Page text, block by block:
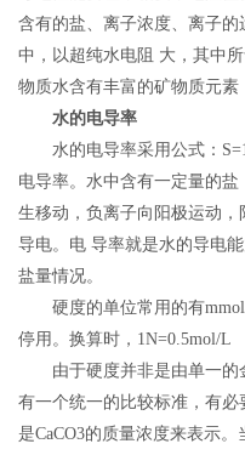
含有的盐、离子浓度、离子
中，以超纯水电阻 大，其中
物质水含有丰富的矿物质元素
水的电导率
水的电导率采用公式：
电导率。水中含有一定量的
生移动，负离子向阳极运动
导电。电 导率就是水的导电
盐量情况。
硬度的单位常用的有mmol/
停用。换算时，1N=0.5mol/L
由于硬度并非是由单一的
有一个统一的比较标准，有必
是CaCO3的质量浓度来表示